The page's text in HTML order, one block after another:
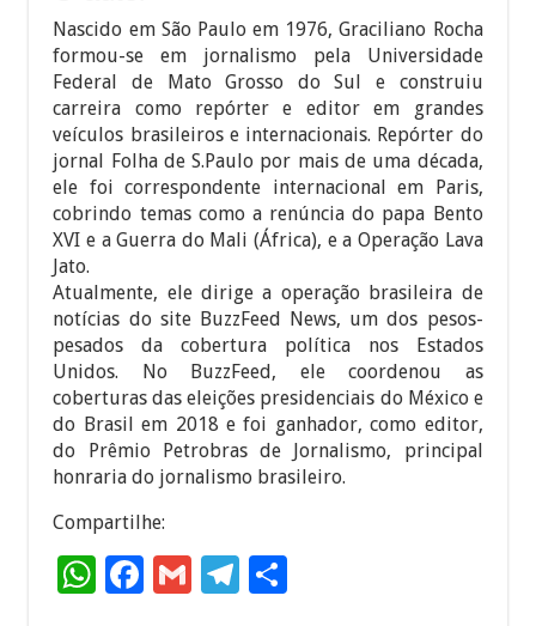
Nascido em São Paulo em 1976, Graciliano Rocha
formou-se em jornalismo pela Universidade
Federal de Mato Grosso do Sul e construiu
carreira como repórter e editor em grandes
veículos brasileiros e internacionais. Repórter do
jornal Folha de S.Paulo por mais de uma década,
ele foi correspondente internacional em Paris,
cobrindo temas como a renúncia do papa Bento
XVI e a Guerra do Mali (África), e a Operação Lava
Jato.
Atualmente, ele dirige a operação brasileira de
notícias do site BuzzFeed News, um dos pesos-
pesados da cobertura política nos Estados
Unidos. No BuzzFeed, ele coordenou as
coberturas das eleições presidenciais do México e
do Brasil em 2018 e foi ganhador, como editor,
do Prêmio Petrobras de Jornalismo, principal
honraria do jornalismo brasileiro.
Compartilhe:
W F
G
T